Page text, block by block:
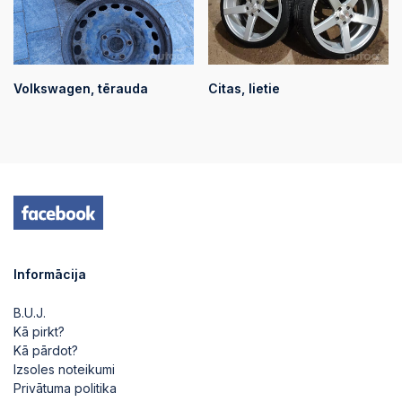
Volkswagen, tērauda Citas, lietie
Informācija
B.U.J.
Kā pirkt?
Kā pārdot?
Izsoles noteikumi
Privātuma politika